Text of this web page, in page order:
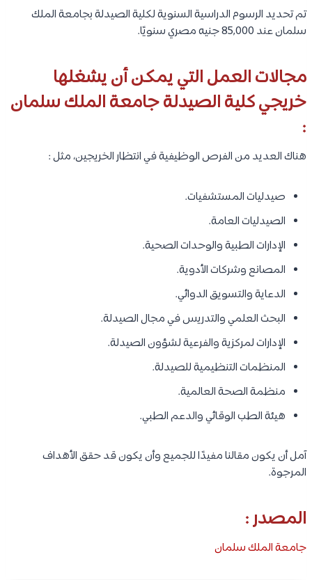
تم تحديد الرسوم الدراسية السنوية لكلية الصيدلة بجامعة الملك
سلمان عند 85,000 جنيه مصري سنويًا.
مجالات العمل التي يمكن أن يشغلها
خريجي كلية الصيدلة جامعة الملك سلمان
:
هناك العديد من الفرص الوظيفية في انتظار الخريجين، مثل :
صيدليات المستشفيات.
الصيدليات العامة.
الإدارات الطبية والوحدات الصحية.
المصانع وشركات الأدوية.
الدعاية والتسويق الدوائي.
البحث العلمي والتدريس في مجال الصيدلة.
الإدارات لمركزية والفرعية لشؤون الصيدلة.
المنظمات التنظيمية للصيدلة.
منظمة الصحة العالمية.
هيئة الطب الوقائي والدعم الطبي.
آمل أن يكون مقالنا مفيدًا للجميع وأن يكون قد حقق الأهداف
المرجوة.
المصدر :
جامعة الملك سلمان